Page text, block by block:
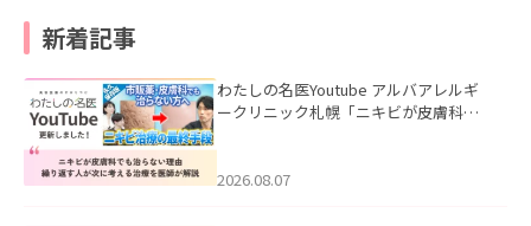
新着記事
わたしの名医Youtube アルバアレルギ
ークリニック札幌「ニキビが皮膚科で
ました。
2026.08.07